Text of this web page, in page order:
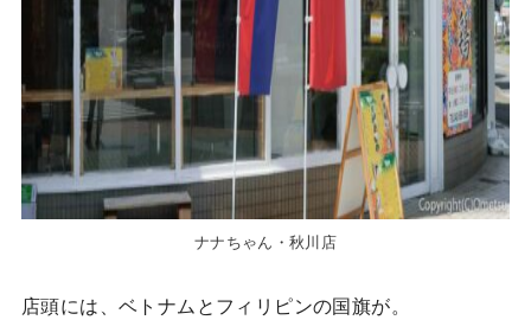
ナナちゃん・秋川店
店頭には、ベトナムとフィリピンの国旗が。